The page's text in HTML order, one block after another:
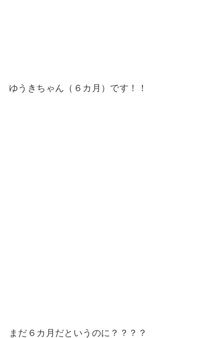
ゆうきちゃん（６カ月）です！！
まだ６カ月だというのに？？？？